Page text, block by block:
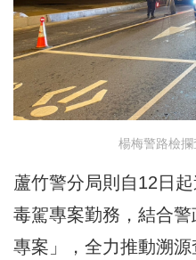
楊梅警路檢攔
蘆竹警分局則自12日
毒駕專案勤務，結合
專案」，全力推動溯